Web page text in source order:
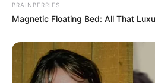
BRAINBERRIES
Magnetic Floating Bed: All That